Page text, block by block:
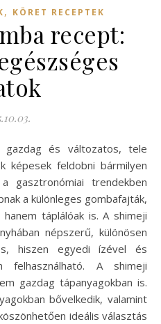
, KÖRET RECEPTEK
recept:
képesek feldobni bármilyen
gasztronómiai trendekben
a különleges gombafajták,
táplálóak is. A shimeji
népszerű, különösen
hiszen egyedi ízével és
felhasználható. A shimeji
gazdag tápanyagokban is.
bővelkedik, valamint
ideális választás